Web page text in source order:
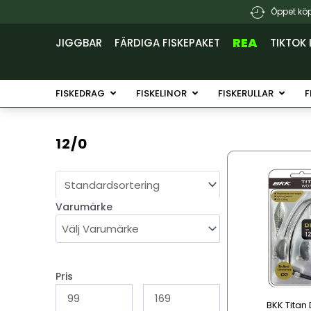
Öppet
JIGGBAR FÄRDIGA FISKEPAKET REA TIKTOK
FISKEDRAG Öppna Fiskedrag
FISKELINOR Öppna Fiskelinor
FISKERULLAR
12/0
Varumärke
Pris
BKK Titan
Den
produkten
varianter.
alternativen